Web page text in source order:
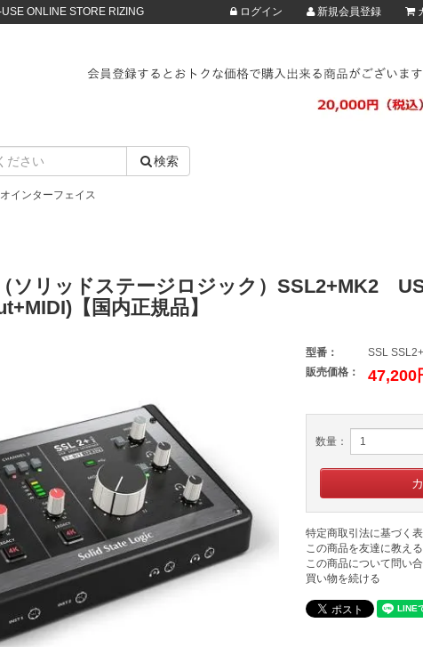
ONLINE STORE RIZING ログイン 新規会員登録
検索
インターフェイス
ソリッドステージロジック）SSL2+MK2
【国内正規品】
型番：
SSL
販売価格：
47,200
数量：
特定商取引法に基づく表
この商品を友達に教える
この商品について問い
買い物を続ける